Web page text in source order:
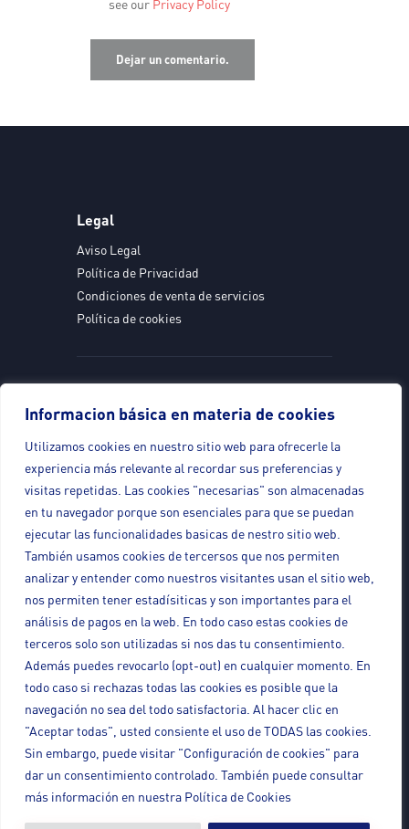
Informacion básica en materia de cookies
Utilizamos cookies en nuestro sitio web para ofrecerle la
experiencia más relevante al recordar sus preferencias y
visitas repetidas. Las cookies "necesarias" son almacenadas
en tu navegador porque son esenciales para que se puedan
ejecutar las funcionalidades basicas de nestro sitio web.
También usamos cookies de tercersos que nos permiten
analizar y entender como nuestros visitantes usan el sitio web,
nos permiten tener estadísiticas y son importantes para el
análisis de pagos en la web. En todo caso estas cookies de
terceros solo son utilizadas si nos das tu consentimiento.
Además puedes revocarlo (opt-out) en cualquier momento. En
todo caso si rechazas todas las cookies es posible que la
navegación no sea del todo satisfactoria. Al hacer clic en
"Aceptar todas", usted consiente el uso de TODAS las cookies.
Sin embargo, puede visitar "Configuración de cookies" para
dar un consentimiento controlado. También puede consultar
más información en nuestra Política de Cookies
see our Privacy Policy
Legal
Aviso Legal
Política de Privacidad
Condiciones de venta de servicios
Política de cookies
Servicios
Propiedad Intelectual e Industrial
Protección de datos
Drones (UAVS – RPAS)
Contacto
info@adenda.net
Rúa da República Arxentina, 20, 6º, oficina
35, 36201 Vigo, Pontevedra
Newsletter